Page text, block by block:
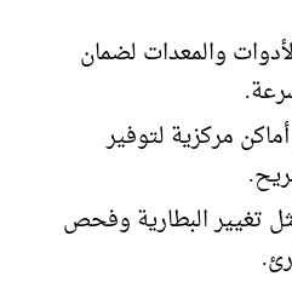
والمعدات لضمان
مركزية لتوفير
تغيير البطارية وفحص